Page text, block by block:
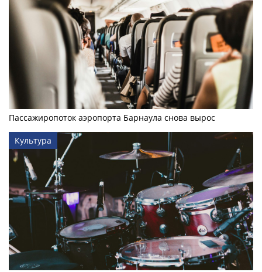
Пассажиропоток аэропорта Барнаула снова вырос
Культура